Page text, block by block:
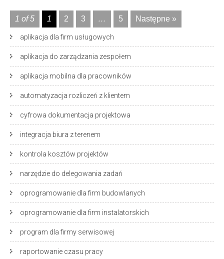
1 of 5 1 2 3 … 5 Następne »
aplikacja dla firm usługowych
aplikacja do zarządzania zespołem
aplikacja mobilna dla pracowników
automatyzacja rozliczeń z klientem
cyfrowa dokumentacja projektowa
integracja biura z terenem
kontrola kosztów projektów
narzędzie do delegowania zadań
oprogramowanie dla firm budowlanych
oprogramowanie dla firm instalatorskich
program dla firmy serwisowej
raportowanie czasu pracy